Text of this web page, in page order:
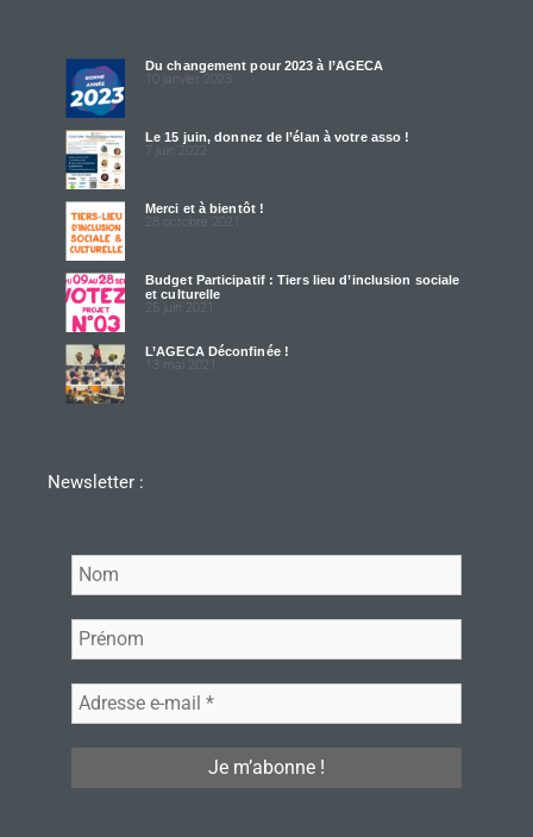
Du changement pour 2023 à l’AGECA
10 janvier 2023
Le 15 juin, donnez de l’élan à votre asso !
7 juin 2022
Merci et à bientôt !
28 octobre 2021
Budget Participatif : Tiers lieu d’inclusion sociale
et culturelle
25 juin 2021
L’AGECA Déconfinée !
13 mai 2021
Newsletter :